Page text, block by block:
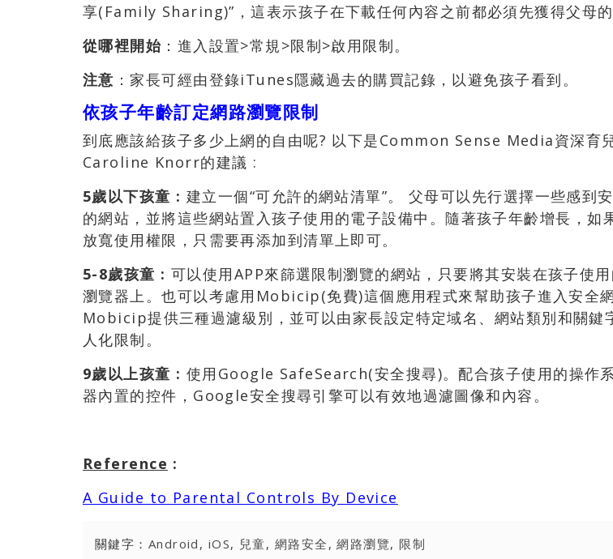
享(Family Sharing)”，這表示孩子在下載任何內容之前都必須先獲得父母的
從哪裡開始 ：進入設置>常規>限制>啟用限制。
注意 ：家長可經由登錄iTunes隱藏過去的購買記錄，以避免孩子看到。
依孩子年齡訂定網路瀏覽限制
到底應該給孩子多少上網的自由呢? 以下是Common Sense Media資深育
Caroline Knorr的建議 :
5歲以下孩童 : 建立一個“可允許的網站清單”。 父母可以先行選擇一些感到
的網站，並將這些網站置入孩子使用的電子設備中。隨著孩子年齡增長，如
放寬使用權限，只需要再添加到清單上即可。
5-8歲孩童 : 可以使用APP來篩選限制瀏覽的網站，只要將其安裝在孩子使
瀏覽器上。也可以考慮用Mobicip(免費)這個應用程式來幫助孩子進入安全網
Mobicip提供三種過濾級別，並可以由家長設定特定域名、網站類別和關鍵
人化限制。
9歲以上孩童 : 使用Google SafeSearch(安全搜尋)。配合孩子使用的操作
器內置的控件，Google安全搜尋引擎可以有效地過濾圖像和內容。
Reference :
A Guide to Parental Controls By Device
關鍵字： Android , iOS, 兒童, 網路安全 ,網路瀏覽, 限制